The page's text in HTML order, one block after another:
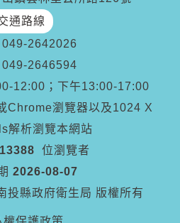
通路線
049-2642026
049-2646594
12:00；下午13:00-17:00
Chrome瀏覽器以及1024 X
解析瀏覽本網站
位瀏覽者
2026-08-07
縣政府衛生局 版權所有